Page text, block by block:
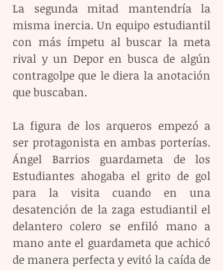
La segunda mitad mantendría la
misma inercia. Un equipo estudiantil
con más ímpetu al buscar la meta
rival y un Depor en busca de algún
contragolpe que le diera la anotación
que buscaban.
La figura de los arqueros empezó a
ser protagonista en ambas porterías.
Ángel Barrios guardameta de los
Estudiantes ahogaba el grito de gol
para la visita cuando en una
desatención de la zaga estudiantil el
delantero colero se enfiló mano a
mano ante el guardameta que achicó
de manera perfecta y evitó la caída de